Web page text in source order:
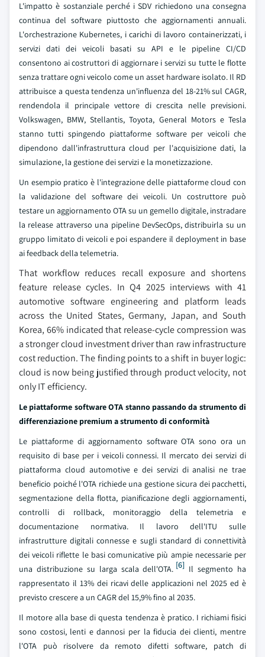
L'impatto è sostanziale perché i SDV richiedono una consegna
continua del software piuttosto che aggiornamenti annuali.
L'orchestrazione Kubernetes, i carichi di lavoro containerizzati, i
servizi dati dei veicoli basati su API e le pipeline CI/CD
consentono ai costruttori di aggiornare i servizi su tutte le flotte
senza trattare ogni veicolo come un asset hardware isolato. Il RD
attribuisce a questa tendenza un'influenza del 18-21% sul CAGR,
rendendola il principale vettore di crescita nelle previsioni.
Volkswagen, BMW, Stellantis, Toyota, General Motors e Tesla
stanno tutti spingendo piattaforme software per veicoli che
dipendono dall'infrastruttura cloud per l'acquisizione dati, la
simulazione, la gestione dei servizi e la monetizzazione.
Un esempio pratico è l'integrazione delle piattaforme cloud con
la validazione del software dei veicoli. Un costruttore può
testare un aggiornamento OTA su un gemello digitale, instradare
la release attraverso una pipeline DevSecOps, distribuirla su un
gruppo limitato di veicoli e poi espandere il deployment in base
ai feedback della telemetria.
That workflow reduces recall exposure and shortens
feature release cycles. In Q4 2025 interviews with 41
automotive software engineering and platform leads
across the United States, Germany, Japan, and South
Korea, 66% indicated that release-cycle compression was
a stronger cloud investment driver than raw infrastructure
cost reduction. The finding points to a shift in buyer logic:
cloud is now being justified through product velocity, not
only IT efficiency.
Le piattaforme software OTA stanno passando da strumento di
differenziazione premium a strumento di conformità
Le piattaforme di aggiornamento software OTA sono ora un
requisito di base per i veicoli connessi. Il mercato dei servizi di
piattaforma cloud automotive e dei servizi di analisi ne trae
beneficio poiché l'OTA richiede una gestione sicura dei pacchetti,
segmentazione della flotta, pianificazione degli aggiornamenti,
controlli di rollback, monitoraggio della telemetria e
documentazione normativa. Il lavoro dell'ITU sulle
infrastrutture digitali connesse e sugli standard di connettività
dei veicoli riflette le basi comunicative più ampie necessarie per
una distribuzione su larga scala dell'OTA. [6] Il segmento ha
rappresentato il 13% dei ricavi delle applicazioni nel 2025 ed è
previsto crescere a un CAGR del 15,9% fino al 2035.
Il motore alla base di questa tendenza è pratico. I richiami fisici
sono costosi, lenti e dannosi per la fiducia dei clienti, mentre
l'OTA può risolvere da remoto difetti software, patch di